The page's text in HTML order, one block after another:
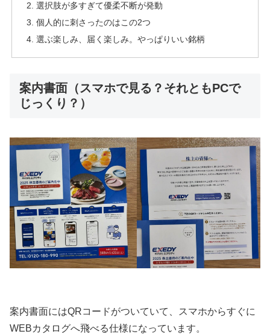
選択肢が多すぎて優柔不断が発動
個人的に刺さったのはこの2つ
選ぶ楽しみ、届く楽しみ。やっぱりいい銘柄
案内書面（スマホで見る？それともPCで
じっくり？）
案内書面にはQRコードがついていて、スマホからすぐに
WEBカタログへ飛べる仕様になっています。